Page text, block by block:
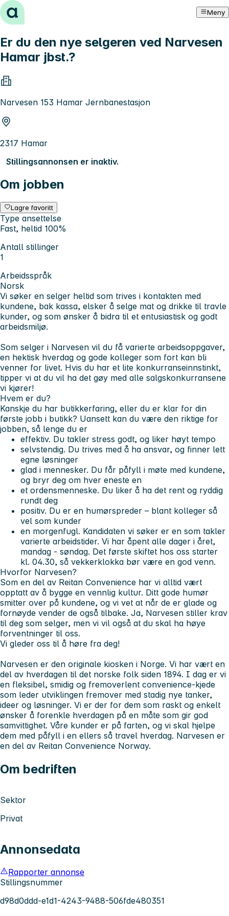
Hopp til innhold Meny
Er du den nye selgeren ved Narvesen
Hamar jbst.?
Narvesen 153 Hamar Jernbanestasjon
2317 Hamar
Stillingsannonsen er inaktiv.
Om jobben
Lagre favoritt
Type ansettelse
Fast, heltid 100%
Antall stillinger
1
Arbeidsspråk
Norsk
Vi søker en selger heltid som trives i kontakten med
kundene, bak kassa, elsker å selge mat og drikke til travle
kunder, og som ønsker å bidra til et entusiastisk og godt
arbeidsmiljø.
Som selger i Narvesen vil du få varierte arbeidsoppgaver,
en hektisk hverdag og gode kolleger som fort kan bli
venner for livet. Hvis du har et lite konkurranseinnstinkt,
tipper vi at du vil ha det gøy med alle salgskonkurransene
vi kjører!
Hvem er du?
Kanskje du har butikkerfaring, eller du er klar for din
første jobb i butikk? Uansett kan du være den riktige for
jobben, så lenge du er
effektiv. Du takler stress godt, og liker høyt tempo
selvstendig. Du trives med å ha ansvar, og finner lett
egne løsninger
glad i mennesker. Du får påfyll i møte med kundene,
og bryr deg om hver eneste en
et ordensmenneske. Du liker å ha det rent og ryddig
rundt deg
positiv. Du er en humørspreder – blant kolleger så
vel som kunder
en morgenfugl. Kandidaten vi søker er en som takler
varierte arbeidstider. Vi har åpent alle dager i året,
mandag - søndag. Det første skiftet hos oss starter
kl. 04.30, så vekkerklokka bør være en god venn.
Hvorfor Narvesen?
Som en del av Reitan Convenience har vi alltid vært
opptatt av å bygge en vennlig kultur. Ditt gode humør
smitter over på kundene, og vi vet at når de er glade og
fornøyde vender de også tilbake. Ja, Narvesen stiller krav
til deg som selger, men vi vil også at du skal ha høye
forventninger til oss.
Vi gleder oss til å høre fra deg!
Narvesen er den originale kiosken i Norge. Vi har vært en
del av hverdagen til det norske folk siden 1894. I dag er vi
en fleksibel, smidig og fremoverlent convenience-kjede
som leder utviklingen fremover med stadig nye tanker,
ideer og løsninger. Vi er der for dem som raskt og enkelt
ønsker å forenkle hverdagen på en måte som gir god
samvittighet. Våre kunder er på farten, og vi skal hjelpe
dem med påfyll i en ellers så travel hverdag. Narvesen er
en del av Reitan Convenience Norway.
Om bedriften
Sektor
Privat
Annonsedata
Rapporter annonse
Stillingsnummer
d98d0ddd-e1d1-4243-9488-506fde480351